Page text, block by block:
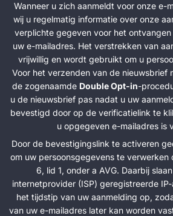
Wanneer u zich aanmeldt voor onze e-
wij u regelmatig informatie over onze
verplichte gegeven voor het
uw e-mailadres. Het verstrekken van
vrijwillig en wordt gebruikt om u
Voor het verzenden van de nieuwsbrief
de zogenaamde Double Opt-in-
u de nieuwsbrief pas nadat u uw
bevestigd door op de verificatielink te
u opgegeven e-mailadres is
Door de bevestigingslink te activeren
om uw persoonsgegevens te verwerken
6, lid 1, onder a AVG. Daarbij
internetprovider (ISP) geregistreerde
het tijdstip van uw aanmelding op,
van uw e-mailadres later kan worden